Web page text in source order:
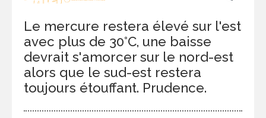
Le mercure restera élevé sur l'est
avec plus de 30°C, une baisse
devrait s'amorcer sur le nord-est
alors que le sud-est restera
toujours étouffant. Prudence.